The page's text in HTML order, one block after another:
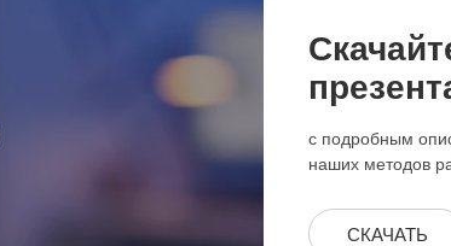
СКАЧАТЬ
с подробным
наших методов